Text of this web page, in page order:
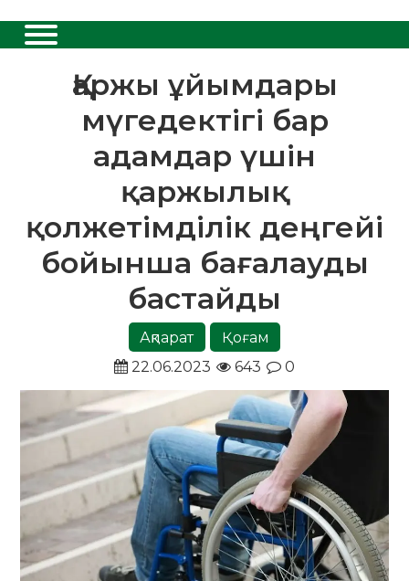
Қаржы ұйымдары
мүгедектігі бар
адамдар үшін
қаржылық
қолжетімділік деңгейі
бойынша бағалауды
бастайды
Ақпарат
Қоғам
22.06.2023
643 0